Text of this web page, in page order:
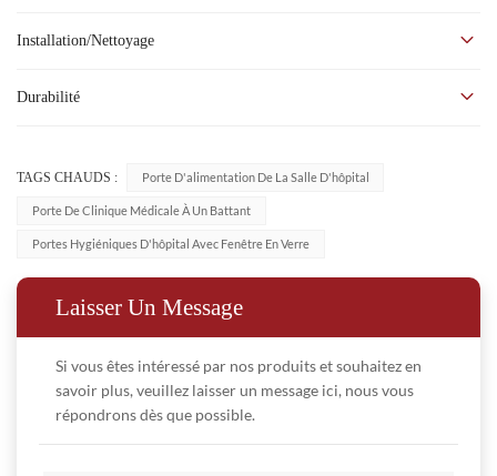
Installation/Nettoyage
Durabilité
TAGS CHAUDS : Porte D'alimentation De La Salle D'hôpital
Porte De Clinique Médicale À Un Battant
Portes Hygiéniques D'hôpital Avec Fenêtre En Verre
Laisser Un Message
Si vous êtes intéressé par nos produits et souhaitez en
savoir plus, veuillez laisser un message ici, nous vous
répondrons dès que possible.